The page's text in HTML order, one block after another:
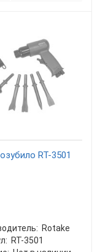
RT-3501
Rotake
RT-3501